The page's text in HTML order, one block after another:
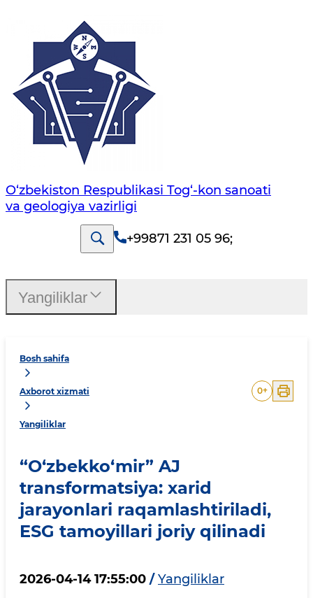
O‘zbekiston Respublikasi Tog‘-kon sanoati
va geologiya vazirligi
+99871 231 05 96;
Bosh sahifa
Axborot xizmati
Yangiliklar
0+
“O‘zbekko‘mir” AJ
transformatsiya: xarid
jarayonlari raqamlashtiriladi,
ESG tamoyillari joriy qilinadi
2026-04-14 17:55:00 / Yangiliklar
Yangiliklar